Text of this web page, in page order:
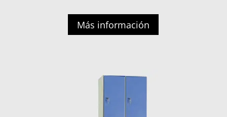
Más información